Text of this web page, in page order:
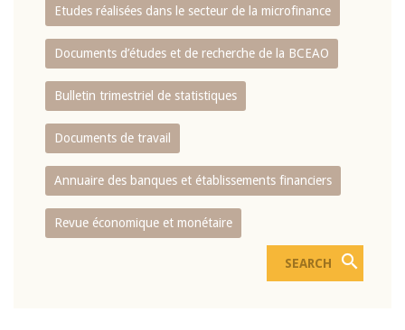
Etudes réalisées dans le secteur de la microfinance
Documents d’études et de recherche de la BCEAO
Bulletin trimestriel de statistiques
Documents de travail
Annuaire des banques et établissements financiers
Revue économique et monétaire